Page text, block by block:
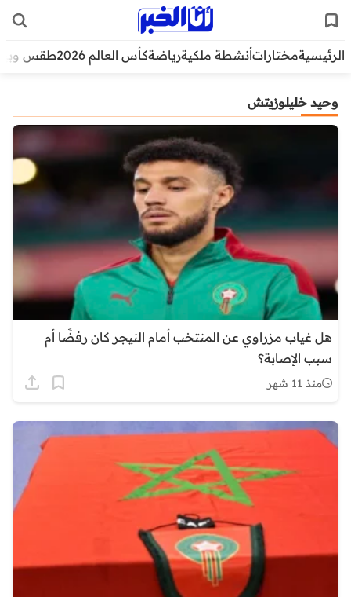
الرئيسيةمختاراتأنشطة ملكيةرياضةكأس العالم 2026 طقس
وحيد خليلوزيتش
هل غياب مزراوي عن المنتخب أمام النيجر كان رفضًا أم
سبب الإصابة؟
منذ 11 شهر